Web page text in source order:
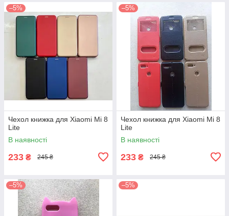
–5%
Чехол книжка для Xiaomi Mi 8
Lite
В наявності
233 ₴ 245 ₴
–5%
Чехол книжка для Xiaomi Mi 8
Lite
В наявності
233 ₴ 245 ₴
–5% –5%